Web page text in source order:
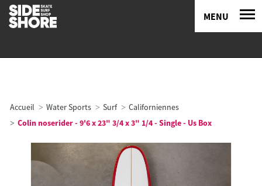
MENU
Accueil Water Sports Surf
Californiennes
Colin noserider - 9'6 x 23" 3/4 x 3" 1/4 - Single - Us Box